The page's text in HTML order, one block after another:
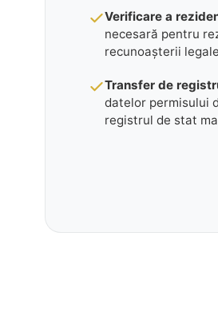
Verificare a
necesară pentru
recunoașterii
Transfer de
datelor permisului
registrul de stat